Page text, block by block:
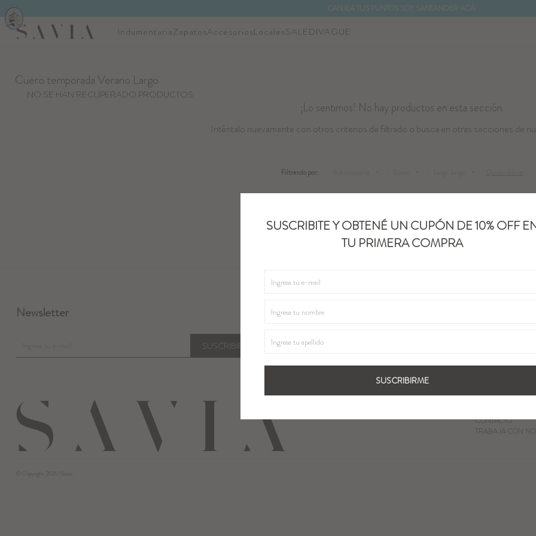
SUSCRIBITE Y OBTENÉ UN CUPÓN DE 10% OFF
TU PRIMERA COMPRA
SUSCRIBIRME
CANJEÁ TUS PUNTOS SOY SANTANDER ACÁ!
IndumentariaZapatosAccesoriosLocalesSALEDIVAGUE
Cuero temporada Verano Largo
NO SE HAN RECUPERADO PRODUCTOS
¡Lo sentimos! No hay productos en esta sección.
Inténtalo nuevamente con otros criterios de filtrado o busca en otras secciones de
Filtrando por:
Newsletter
SUSCRIBIRME
QUIENES SOMOS
CONTACTO
TRABAJA CON
© Copyright 2026 / Savia